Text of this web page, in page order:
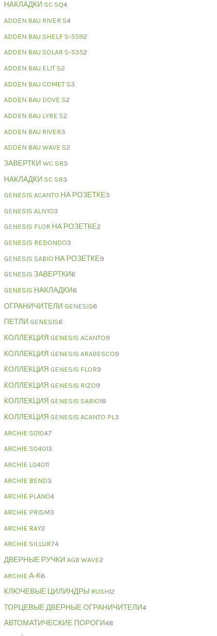
НАКЛАДКИ SC SQ4
ADDEN BAU RIVER S4
ADDEN BAU SHELF S-5592
ADDEN BAU SOLAR S-5352
ADDEN BAU ELIT S2
ADDEN BAU COMET S3
ADDEN BAU DOVE S2
ADDEN BAU LYRE S2
ADDEN BAU RIVER3
ADDEN BAU WAVE S2
ЗАВЕРТКИ WC SR3
НАКЛАДКИ SC SR3
GENESIS ACANTO НА РОЗЕТКЕ3
GENESIS ALIVIO3
GENESIS FLOR НА РОЗЕТКЕ2
GENESIS REDONDO3
GENESIS SABIO НА РОЗЕТКЕ9
GENESIS ЗАВЕРТКИ6
GENESIS НАКЛАДКИ6
ОГРАНИЧИТЕЛИ GENESIS6
ПЕТЛИ GENESIS6
КОЛЛЕКЦИЯ GENESIS ACANTO9
КОЛЛЕКЦИЯ GENESIS ARABESCO9
КОЛЛЕКЦИЯ GENESIS FLOR9
КОЛЛЕКЦИЯ GENESIS RIZO9
КОЛЛЕКЦИЯ GENESIS SABIO18
КОЛЛЕКЦИЯ GENESIS ACANTO PL3
ARCHIE S01047
ARCHIE S04013
ARCHIE L04011
ARCHIE BEND3
ARCHIE PLANO4
ARCHIE PRISM3
ARCHIE RAY2
ARCHIE SILLUR74
ДВЕРНЫЕ РУЧКИ AGB WAVE2
ARCHIE А-К6
КЛЮЧЕВЫЕ ЦИЛИНДРЫ RUSH12
ТОРЦЕВЫЕ ДВЕРНЫЕ ОГРАНИЧИТЕЛИ4
АВТОМАТИЧЕСКИЕ ПОРОГИ48